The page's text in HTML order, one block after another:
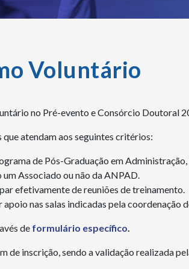
Voluntário
no Pré-evento e Consórcio Doutoral
atendam aos seguintes critérios:
de Pós-Graduação em
um Associado ou não da ANPAD.
efetivamente de reuniões de treinamento.
nas salas indicadas pela coordenação
de formulário específico.
de inscrição, sendo a validação realizada